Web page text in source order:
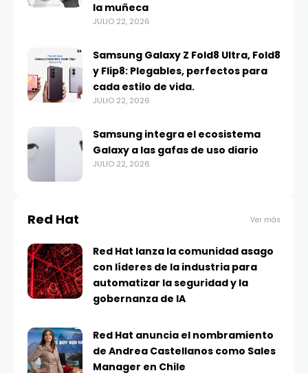
la muñeca
JULIO 22, 2026
Samsung Galaxy Z Fold8 Ultra, Fold8
y Flip8: Plegables, perfectos para
cada estilo de vida.
JULIO 22, 2026
Samsung integra el ecosistema
Galaxy a las gafas de uso diario
JULIO 22, 2026
Red Hat Ver más
Red Hat lanza la comunidad asago
con líderes de la industria para
automatizar la seguridad y la
gobernanza de IA
Red Hat anuncia el nombramiento
de Andrea Castellanos como Sales
Manager en Chile